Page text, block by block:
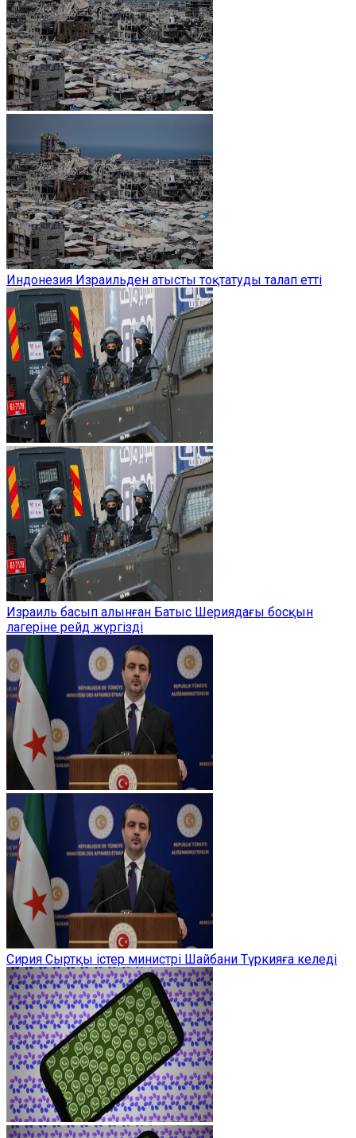
Индонезия Израильден атысты тоқтатуды талап етті
Израиль басып алынған Батыс Шериядағы босқын
лагеріне рейд жүргізді
Сирия Сыртқы істер министрі Шайбани Түркияға келеді